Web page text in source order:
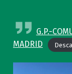
G.P.-
MADRID